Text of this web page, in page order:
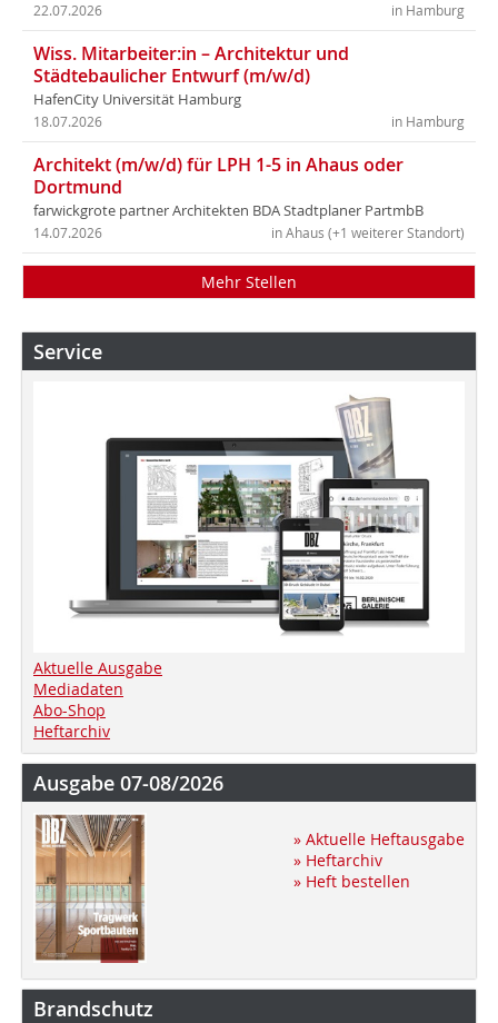
in Hamburg
22.07.2026
Wiss. Mitarbeiter:in – Architektur und
Städtebaulicher Entwurf (m/w/d)
HafenCity Universität Hamburg
in Hamburg
18.07.2026
Architekt (m/w/d) für LPH 1-5 in Ahaus oder
Dortmund
farwickgrote partner Architekten BDA Stadtplaner PartmbB
in Ahaus (+1 weiterer Standort)
14.07.2026
Mehr Stellen
Service
Aktuelle Ausgabe
Mediadaten
Abo-Shop
Heftarchiv
Ausgabe 07-08/2026
» Aktuelle Heftausgabe
» Heftarchiv
» Heft bestellen
Brandschutz